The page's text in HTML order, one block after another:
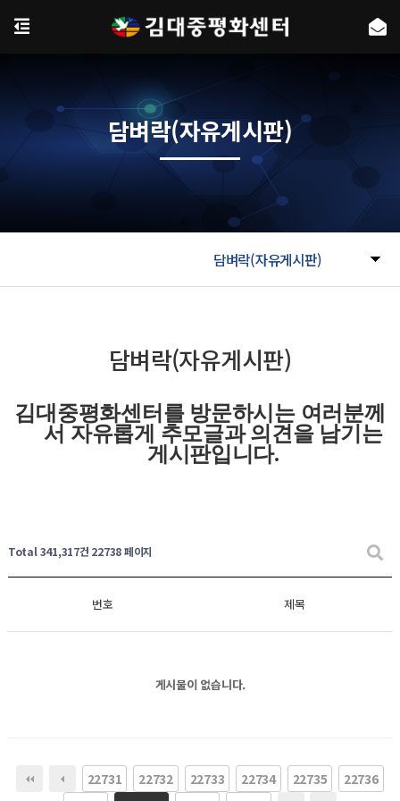
담벼락(자유게시판)
담벼락(자유게시판)
담벼락(자유게시판)
김대중평화센터를 방문하시는 여러분께
서 자유롭게 추모글과의견을 남기는
게시판입니다.
Total 341,317건 22738 페이지
번호 제목
게시물이 없습니다.
22731 22732 22733 22734 22735
22736